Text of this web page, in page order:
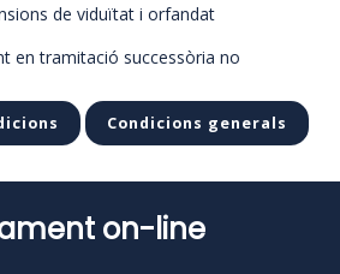
de viduïtat i orfandat
en tramitació successòria no
Condicions generals
on-line